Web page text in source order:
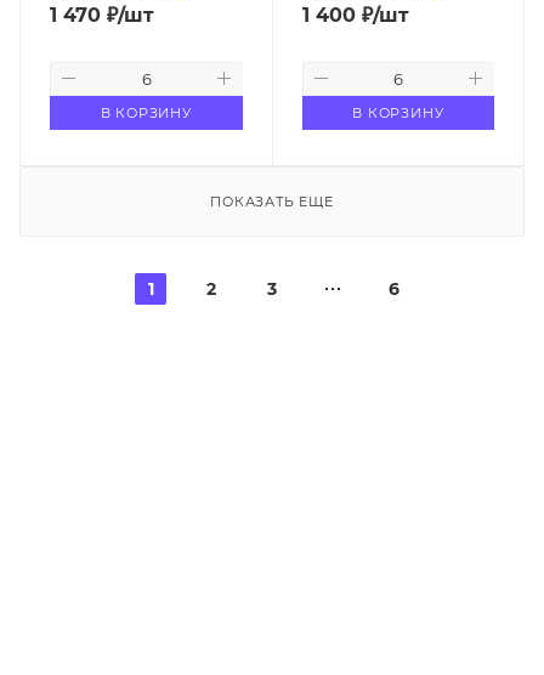
1 470 ₽/шт
В КОРЗИНУ
1 400₽/шт
В КОРЗИНУ
ПОКАЗАТЬ ЕЩЕ
1 2 3 6